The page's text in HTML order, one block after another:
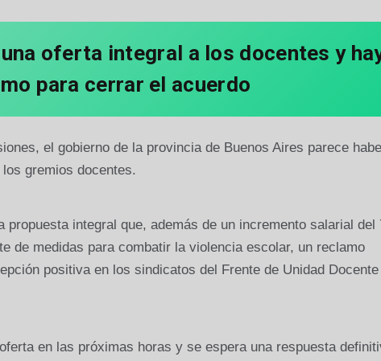
oferta integral a los docentes y
para cerrar el acuerdo
el gobierno de la provincia de Buenos Aires parece
gremios docentes.
propuesta integral que, además de un incremento salarial del
de medidas para combatir la violencia escolar, un reclamo
positiva en los sindicatos del Frente de Unidad Docente
en las próximas horas y se espera una respuesta